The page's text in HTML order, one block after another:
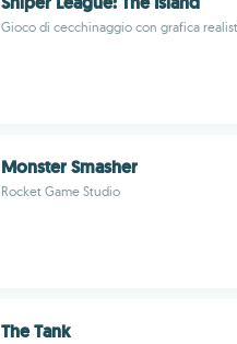
Gioco di cecchinaggio con grafica
Monster Smasher
Rocket Game Studio
The Tank